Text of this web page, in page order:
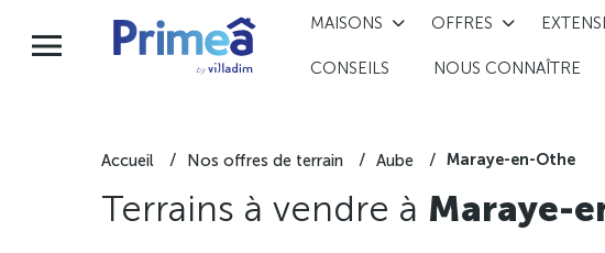
MAISONS OFFRES
CONSEILS NOUS CONNAÎTRE
Accueil Nos offres de terrain Aube Maraye-en-Othe
Terrains à vendre à Maraye-